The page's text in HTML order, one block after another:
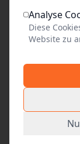
Kinder und
Grad der
Eintritt in
Kosten Day
Analyse
Diese
Website zu